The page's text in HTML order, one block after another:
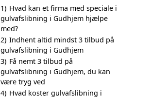
1) Hvad kan et firma med speciale i
gulvafslibning i Gudhjem hjælpe
med?
2) Indhent altid mindst 3 tilbud på
gulvafslibning i Gudhjem
3) Få nemt 3 tilbud på
gulvafslibning i Gudhjem, du kan
være tryg ved
4) Hvad koster gulvafslibning i